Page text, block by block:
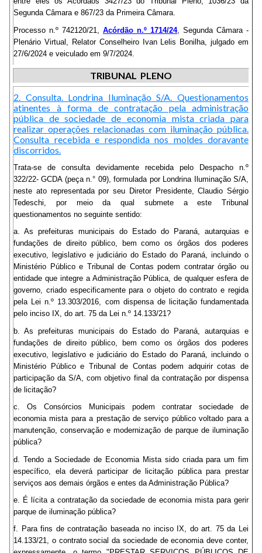
Segunda Câmara e 867/23 da Primeira Câmara.
Processo n.º 742120/21,
Acórdão n.º 1714/24, Segunda Câmara -
Plenário Virtual, Relator Conselheiro Ivan Lelis Bonilha, julgado em
27/6/2024 e veiculado em 9/7/2024.
TRIBUNAL PLENO
2. Consulta. Londrina Iluminação S/A. Questionamentos
atinentes à forma de contratação pela administração
pública de sociedade de economia mista criada para
realizar operações relacionadas com iluminação pública.
Consulta recebida e respondida nos moldes doravante
discorridos.
Trata-se de consulta devidamente recebida pelo Despacho n.º
322/22- GCDA (peça n.° 09), formulada por Londrina Iluminação S/A,
neste ato representada por seu Diretor Presidente, Claudio Sérgio
Tedeschi, por meio da qual submete a este Tribunal
questionamentos no seguinte sentido:
a. As prefeituras municipais do Estado do Paraná, autarquias e
fundações de direito público, bem como os órgãos dos poderes
executivo, legislativo e judiciário do Estado do Paraná, incluindo o
Ministério Público e Tribunal de Contas podem contratar órgão ou
entidade que integre a Administração Pública, de qualquer esfera de
governo, criado especificamente para o objeto do contrato e regida
pela Lei n.º 13.303/2016, com dispensa de licitação fundamentada
pelo inciso IX, do art. 75 da Lei n.º 14.133/21?
b. As prefeituras municipais do Estado do Paraná, autarquias e
fundações de direito público, bem como os órgãos dos poderes
executivo, legislativo e judiciário do Estado do Paraná, incluindo o
Ministério Público e Tribunal de Contas podem adquirir cotas de
participação da S/A, com objetivo final da contratação por dispensa
de licitação?
c. Os Consórcios Municipais podem contratar sociedade de
economia mista para a prestação de serviço público voltado para a
manutenção, conservação e modernização de parque de iluminação
pública?
d. Tendo a Sociedade de Economia Mista sido criada para um fim
específico, ela deverá participar de licitação pública para prestar
serviços aos demais órgãos e entes da Administração Pública?
e. É lícita a contratação da sociedade de economia mista para gerir
parque de iluminação pública?
f. Para fins de contratação baseada no inciso IX, do art. 75 da Lei
14.133/21, o contrato social da sociedade de economia deve conter,